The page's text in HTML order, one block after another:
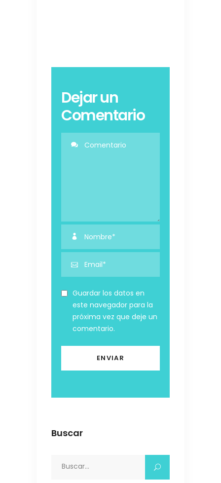
Dejar un
Comentario
Guardar los datos en
este navegador para la
próxima vez que deje un
comentario.
Buscar
for: